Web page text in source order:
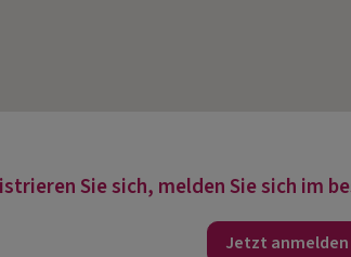
Sie sich, melden Sie sich im
Jetzt anmelden